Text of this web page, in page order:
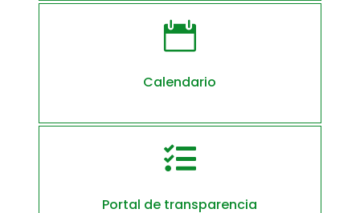

Calendario

Portal de transparencia